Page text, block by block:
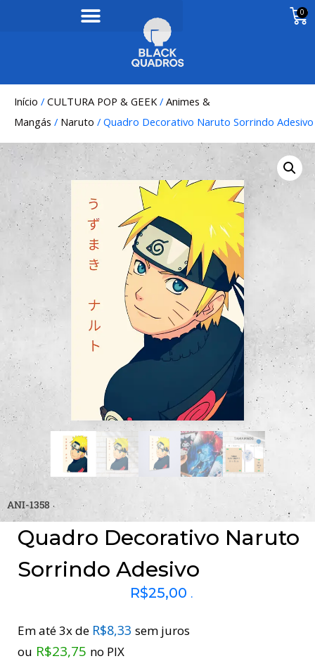
0
Início / CULTURA POP & GEEK/ Animes &
Mangás / Naruto / Quadro Decorativo Naruto Sorrindo Adesivo
ANI-1358
Quadro Decorativo Naruto
Sorrindo Adesivo
R$25,00 .
Em até 3x de R$8,33 sem juros
ou R$23,75 no PIX